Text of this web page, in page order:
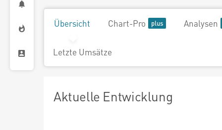
Übersicht Chart-Pro Analysen
Letzte Umsätze
Aktuelle Entwicklung